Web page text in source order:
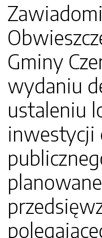
Gminy
wydaniu
ustaleniu
inwestycji